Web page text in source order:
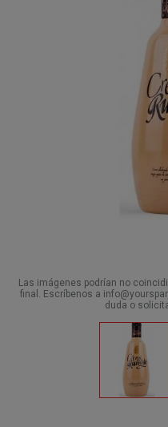
Las imágenes podrían no
final. Escríbenos a
duda o